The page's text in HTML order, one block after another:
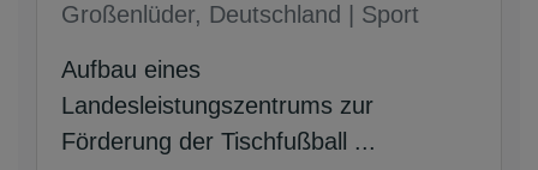
Großenlüder, Deutschland | Sport
Aufbau eines
Landesleistungszentrums zur
Förderung der Tischfußball ...